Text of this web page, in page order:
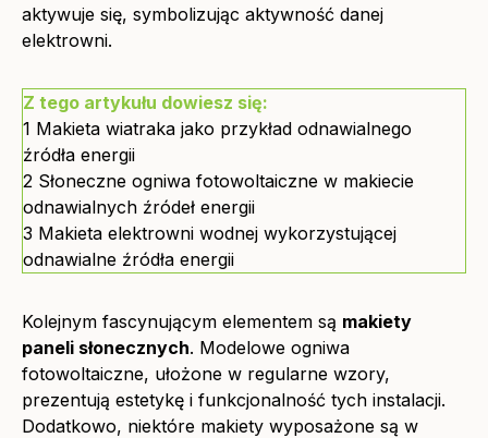
aktywuje się, symbolizując aktywność danej
elektrowni.
Z tego artykułu dowiesz się:
1 Makieta wiatraka jako przykład odnawialnego
źródła energii
2 Słoneczne ogniwa fotowoltaiczne w makiecie
odnawialnych źródeł energii
3 Makieta elektrowni wodnej wykorzystującej
odnawialne źródła energii
Kolejnym fascynującym elementem są makiety
paneli słonecznych. Modelowe ogniwa
fotowoltaiczne, ułożone w regularne wzory,
prezentują estetykę i funkcjonalność tych instalacji.
Dodatkowo, niektóre makiety wyposażone są w